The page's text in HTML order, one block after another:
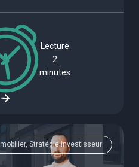
Lecture
2
minutes
Stratégie investisseur